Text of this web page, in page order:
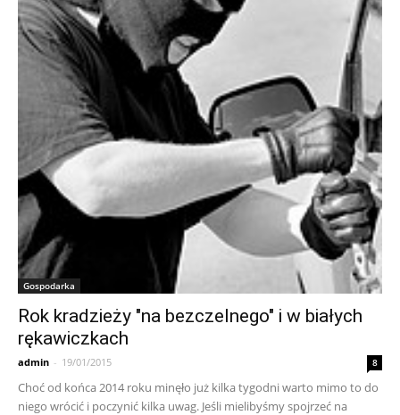
Gospodarka
Rok kradzieży "na bezczelnego" i w białych
rękawiczkach
admin - 19/01/2015 8
Choć od końca 2014 roku minęło już kilka tygodni warto mimo to do
niego wrócić i poczynić kilka uwag. Jeśli mielibyśmy spojrzeć na